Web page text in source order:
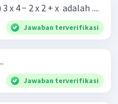
x 4 − 2 x 2 + x ​ adalah ....
Jawaban terverifikasi
Jawaban terverifikasi